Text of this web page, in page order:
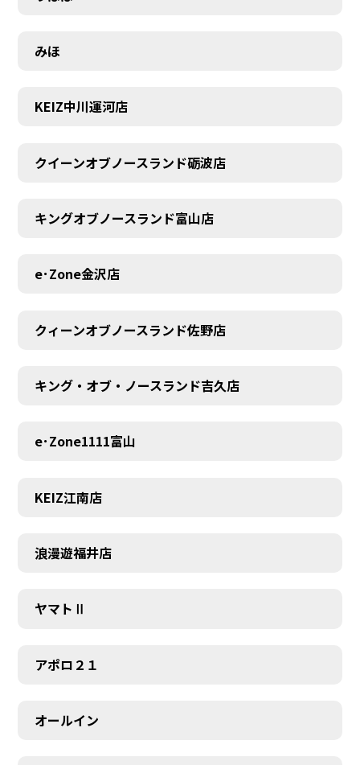
MEMBER
みほ
KEIZ中川運河店
クイーンオブノースランド砺波店
キングオブノースランド富山店
e･Zone金沢店
クィーンオブノースランド佐野店
キング・オブ・ノースランド吉久店
e･Zone1111富山
KEIZ江南店
浪漫遊福井店
ヤマトⅡ
アポロ２１
オールイン